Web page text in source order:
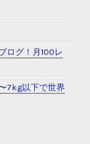
ログ！月100レ
7kg以下で世界